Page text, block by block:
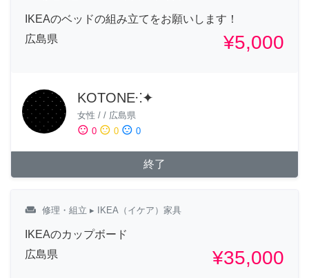
IKEAのベッドの組み立てをお願いします！
広島県
¥5,000
KOTONE⁖✦
女性 / / 広島県
sentiment_satisfied 0 sentiment_neutral 0 sentiment_dissatisfied 0
終了
weekend 修理・組立 ▸ IKEA（イケア）家具
IKEAのカップボード
広島県
¥35,000